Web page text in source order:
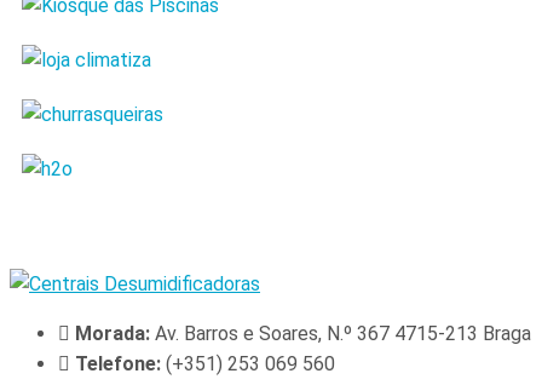
Morada: Av. Barros e Soares, N.º 367 4715-213 Braga
Telefone: (+351) 253 069 560